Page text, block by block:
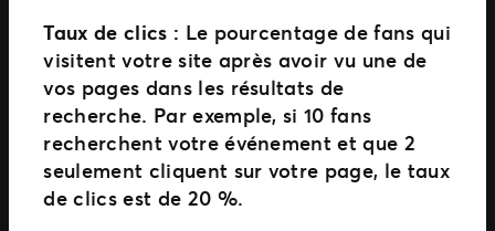
Taux de clics : Le pourcentage de fans qui
visitent votre site après avoir vu une de
vos pages dans les résultats de
recherche. Par exemple, si 10 fans
recherchent votre événement et que 2
seulement cliquent sur votre page, le taux
de clics est de 20 %.